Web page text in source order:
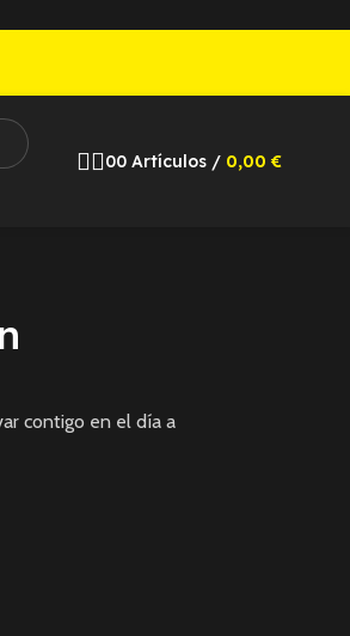
00 Artículos / 0,00 €
contigo en el día a